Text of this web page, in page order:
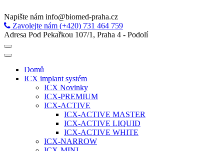
Napište nám info@biomed-praha.cz
Zavolejte nám (+420) 731 464 759
Adresa Pod Pekařkou 107/1, Praha 4 - Podolí
Domů
ICX implant systém
ICX Novinky
ICX-PREMIUM
ICX-ACTIVE
ICX-ACTIVE MASTER
ICX-ACTIVE LIQUID
ICX-ACTIVE WHITE
ICX-NARROW